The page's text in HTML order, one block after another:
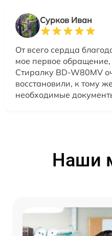
Сурков Иван
От всего сердца
мое первое
Стиралку BD-W80MV
восстановили, к тому
необходимые
Наши